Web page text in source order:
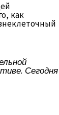
как
Сегодня